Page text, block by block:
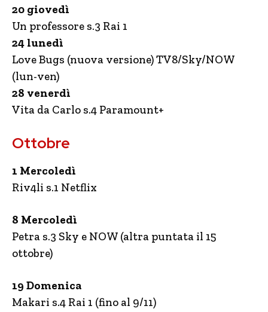
20 giovedì
Un professore s.3 Rai 1
24 lunedì
Love Bugs (nuova versione) TV8/Sky/NOW
(lun-ven)
28 venerdì
Vita da Carlo s.4 Paramount+
Ottobre
1 Mercoledì
Riv4li s.1 Netflix
8 Mercoledì
Petra s.3 Sky e NOW (altra puntata il 15
ottobre)
19 Domenica
Makari s.4 Rai 1 (fino al 9/11)